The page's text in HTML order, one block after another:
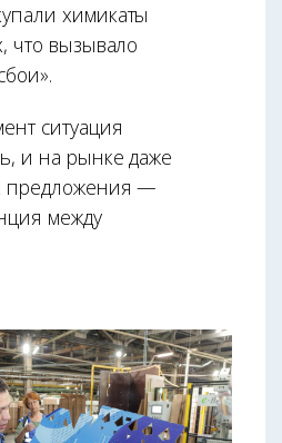
химикаты
что вызывало
ситуация
и на рынке даже
предложения —
между